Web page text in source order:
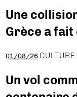
Une
Grèce a
01/08/26 CULTURE
Un vol